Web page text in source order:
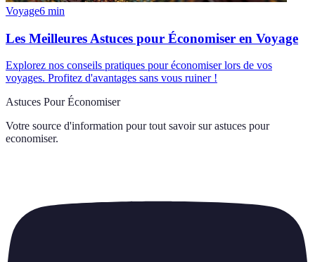
Voyage6 min
Les Meilleures Astuces pour Économiser en Voyage
Explorez nos conseils pratiques pour économiser lors de vos
voyages. Profitez d'avantages sans vous ruiner !
Astuces Pour Économiser
Votre source d'information pour tout savoir sur astuces pour
economiser.